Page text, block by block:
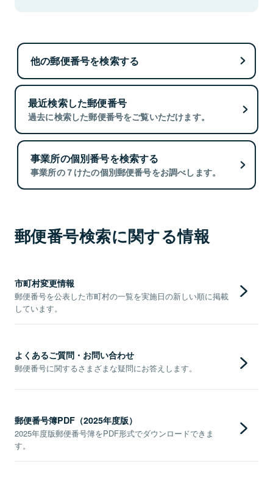
他の郵便番号を検索する
最近検索した郵便番号
過去に検索した郵便番号をご覧いただけます。
事業所の個別番号を検索する
事業所の７けたの個別郵便番号をお調べします。
郵便番号検索に関する情報
市町村変更情報
郵便番号を公表した市町村の一覧を実施日の新しい順に掲載
しています。
よくあるご質問・お問い合わせ
郵便番号に関するさまざまな疑問にお答えします。
郵便番号簿PDF（2025年度版）
2025年度版郵便番号簿をPDF形式でダウンロードできま
す。